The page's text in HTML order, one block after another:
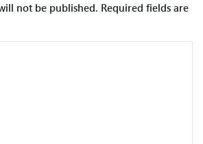
not be published. Required fields are